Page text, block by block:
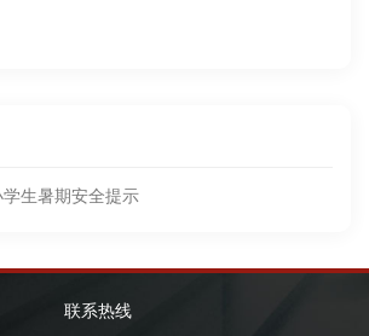
生暑期安全提示
联系热线